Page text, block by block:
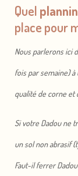
Quel
place pour
Nous parlerons ici
fois par semaine)
qualité de corne et
Si votre Dadou ne
un sol non abrasif
Faut-il ferrer